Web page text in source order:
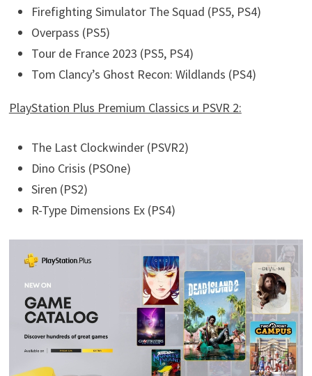
Firefighting Simulator The Squad (PS5, PS4)
Overpass (PS5)
Tour de France 2023 (PS5, PS4)
Tom Clancy’s Ghost Recon: Wildlands (PS4)
PlayStation Plus Premium Classics и PSVR 2:
The Last Clockwinder (PSVR2)
Dino Crisis (PSOne)
Siren (PS2)
R-Type Dimensions Ex (PS4)